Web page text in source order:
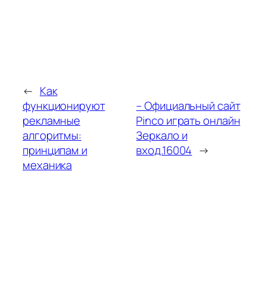
← Как
функционируют
рекламные
алгоритмы:
принципам и
механика
– Официальный сайт
Pinco играть онлайн
Зеркало и
вход.16004 →